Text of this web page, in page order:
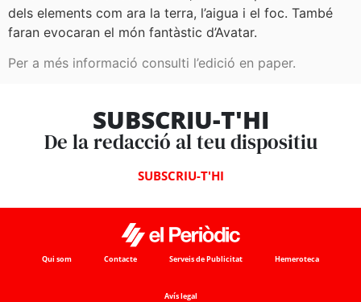
dels elements com ara la terra, l’aigua i el foc. També
faran evocaran el món fantàstic d’Avatar.
Per a més informació consulti l’edició en paper.
SUBSCRIU-T'HI
De la redacció al teu dispositiu
SUBSCRIU-T'HI
Qui som Contacte Serveis de Publicitat Hemeroteca
Avís legal